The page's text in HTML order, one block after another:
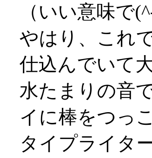
（いい意味で
やはり、これ
仕込んでいて大
水たまりの音
イに棒をつっ
タイプライタ